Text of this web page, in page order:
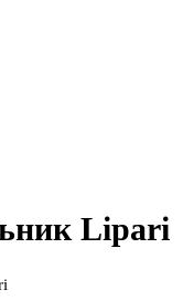
Lipari